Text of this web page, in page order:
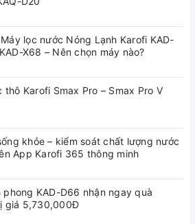
630 mới nhất là mẫu lọc
tháng 3 năm 2024, có kiểu tủ đứng
bền bỉ, sang trọng. Sản phẩm có 2
- Nguội, Máy sẽ đem đến tiện nghi
lọc nước Nóng Lạnh Karofi KAD-
X68 – Nên chọn máy nào?
thô Karofi Smax Pro – Smax Pro V
khỏe – kiểm soát chất lượng nước
App Karofi 365 thông minh
phong KAD-D66 nhận ngay quà
giá 5,730,000Đ